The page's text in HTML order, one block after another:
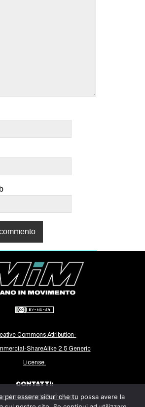
Commons Attribution-
ShareAlike 2.5 Generic
License.
CONTATTI:
per essere sicuri che tu possa avere la